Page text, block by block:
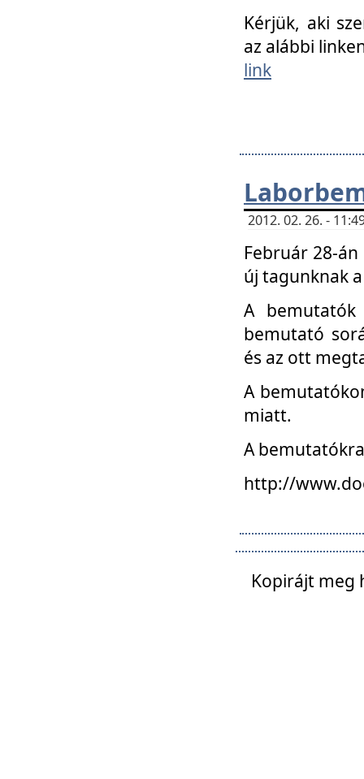
Kérjük, aki
az alábbi
link
2012. 02. 26. -
Február 28-
új tagunknak
A
bemutató
és az ott
A
miatt.
A
http://
Kopirájt meg